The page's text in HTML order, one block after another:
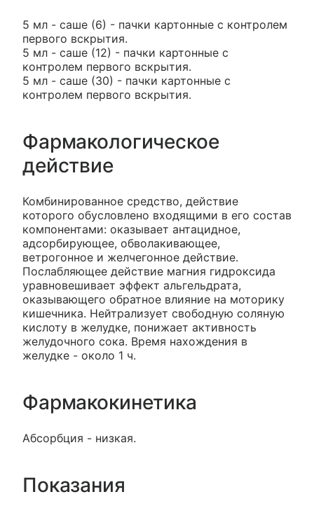
5 мл - саше (6) - пачки картонные с контролем
первого вскрытия.
5 мл - саше (12) - пачки картонные с
контролем первого вскрытия.
5 мл - саше (30) - пачки картонные с
контролем первого вскрытия.
Фармакологическое
действие
Комбинированное средство, действие
которого обусловлено входящими в его состав
компонентами: оказывает антацидное,
адсорбирующее, обволакивающее,
ветрогонное и желчегонное действие.
Послабляющее действие магния гидроксида
уравновешивает эффект альгельдрата,
оказывающего обратное влияние на моторику
кишечника. Нейтрализует свободную соляную
кислоту в желудке, понижает активность
желудочного сока. Время нахождения в
желудке - около 1 ч.
Фармакокинетика
Абсорбция - низкая.
Показания